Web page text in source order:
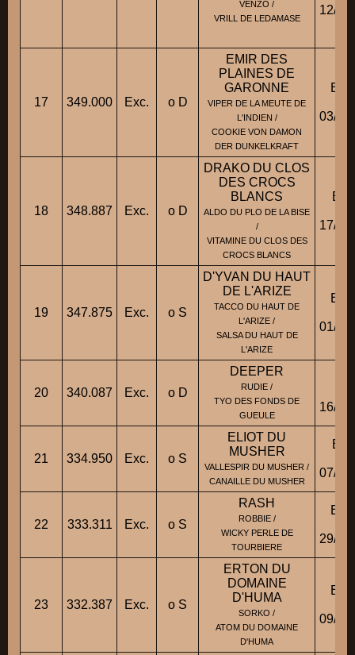
VENZO /
VRILL DE LEDAMASE
12/
17 349.000 Exc. o D
EMIR DES
PLAINES DE
GARONNE
VIPER DE LA MEUTE DE
L'INDIEN /
COOKIE VON DAMON
DER DUNKELKRAFT
03/
18 348.887 Exc. o D
DRAKO DU CLOS
DES CROCS
BLANCS
ALDO DU PLO DE LA BISE
/
VITAMINE DU CLOS DES
CROCS BLANCS
17/
19 347.875 Exc. o S
D'YVAN DU HAUT
DE L'ARIZE
TACCO DU HAUT DE
L'ARIZE /
SALSA DU HAUT DE
L'ARIZE
01/
20 340.087 Exc. o D
DEEPER
RUDIE /
TYO DES FONDS DE
GUEULE
16/
21 334.950 Exc. o S
ELIOT DU
MUSHER
VALLESPIR DU MUSHER /
CANAILLE DU MUSHER
07/
22 333.311 Exc. o S
RASH
ROBBIE /
WICKY PERLE DE
TOURBIERE
29/
23 332.387 Exc. o S
ERTON DU
DOMAINE
D'HUMA
SORKO /
ATOM DU DOMAINE
D'HUMA
09/